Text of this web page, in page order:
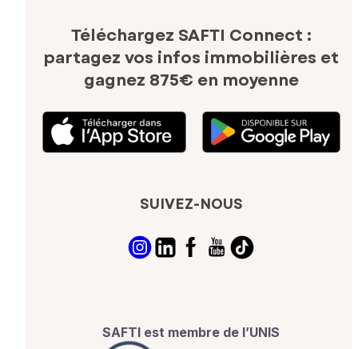
Téléchargez SAFTI Connect :
partagez vos infos immobilières et
gagnez 875€ en moyenne
SUIVEZ-NOUS
SAFTI est membre de l’UNIS